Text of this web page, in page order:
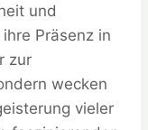
und
Präsenz in
zur
wecken
vieler